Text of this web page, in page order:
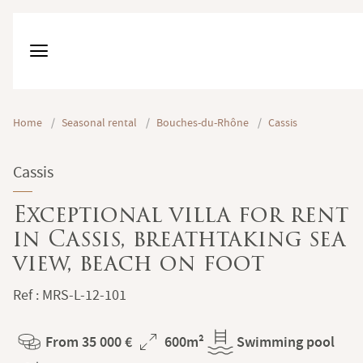
Home / Seasonal rental / Bouches-du-Rhône / Cassis
Cassis
Exceptional villa for rent
in Cassis, breathtaking sea
view, beach on foot
Ref : MRS-L-12-101
Price
From 35 000 €
Total
600m²
Swimming pool